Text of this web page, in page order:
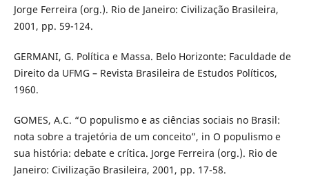
Jorge Ferreira (org.). Rio de Janeiro: Civilização Brasileira,
2001, pp. 59-124.
GERMANI, G. Política e Massa. Belo Horizonte: Faculdade de
Direito da UFMG – Revista Brasileira de Estudos Políticos,
1960.
GOMES, A.C. “O populismo e as ciências sociais no Brasil:
nota sobre a trajetória de um conceito”, in O populismo e
sua história: debate e crítica. Jorge Ferreira (org.). Rio de
Janeiro: Civilização Brasileira, 2001, pp. 17-58.